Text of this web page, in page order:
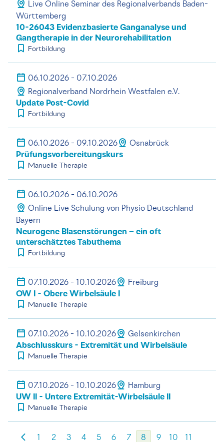
Live Online Seminar des Regionalverbands Baden-
Württemberg
10-26043 Evidenzbasierte Ganganalyse und
Gangtherapie in der Neurorehabilitation
Fortbildung
06.10.2026 - 07.10.2026
Regionalverband Nordrhein Westfalen e.V.
Update Post-Covid
Fortbildung
06.10.2026 - 09.10.2026 Osnabrück
Prüfungsvorbereitungskurs
Manuelle Therapie
06.10.2026 - 06.10.2026
Online Live Schulung von Physio Deutschland
Bayern
Neurogene Blasenstörungen – ein oft
unterschätztes Tabuthema
Fortbildung
07.10.2026 - 10.10.2026 Freiburg
OW I - Obere Wirbelsäule I
Manuelle Therapie
07.10.2026 - 10.10.2026 Gelsenkirchen
Abschlusskurs - Extremität und Wirbelsäule
Manuelle Therapie
07.10.2026 - 10.10.2026 Hamburg
UW II - Untere Extremität-Wirbelsäule II
Manuelle Therapie
1 2 3 4 5 6 7 8 9 10 11